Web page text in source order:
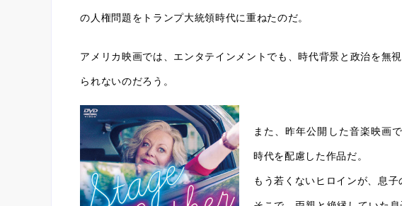
の人権問題をトランプ大統領時代に重ねたのだ。
アメリカ映画では、エンタテインメントでも、時代背景と政治を無
られないのだろう。
また、昨年公開した音楽映画
時代を配慮した作品だ。
もう若くないヒロインが、息